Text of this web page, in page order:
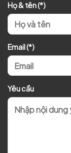
Họ & tên (*)
Email (*)
Yêu cầu